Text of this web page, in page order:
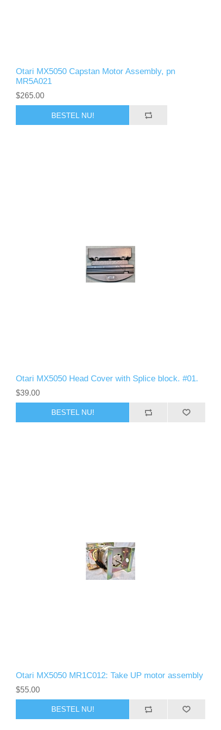
Otari MX5050 Capstan Motor Assembly, pn
MR5A021
$265.00
BESTEL NU!
Otari MX5050 Head Cover with Splice block. #01.
$39.00
BESTEL NU!
Otari MX5050 MR1C012: Take UP motor assembly
$55.00
BESTEL NU!